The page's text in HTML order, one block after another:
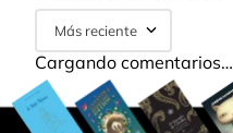
Más reciente
Cargando comentarios…